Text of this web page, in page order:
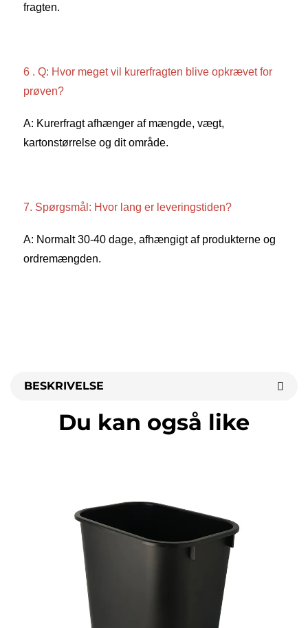
fragten.
6 . Q: Hvor meget vil kurerfragten blive opkrævet for
prøven?
A: Kurerfragt afhænger af mængde, vægt,
kartonstørrelse og dit område.
7. Spørgsmål: Hvor lang er leveringstiden?
A: Normalt 30-40 dage, afhængigt af produkterne og
ordremængden.
BESKRIVELSE
Du kan også like